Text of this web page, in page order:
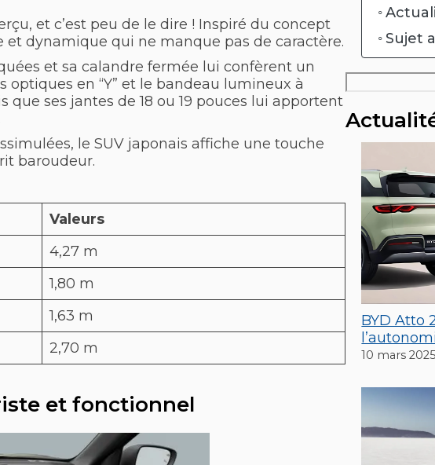
et c’est peu de le dire ! Inspiré du concept
dynamique qui ne manque pas de caractère.
et sa calandre fermée lui confèrent un
optiques en “Y” et le bandeau lumineux à
que ses jantes de 18 ou 19 pouces lui apportent
le SUV japonais affiche une touche
baroudeur.
Valeurs
4,27 m
1,80 m
1,63 m
2,70 m
et fonctionnel
Sujet
BYD Atto
10 mars 2025